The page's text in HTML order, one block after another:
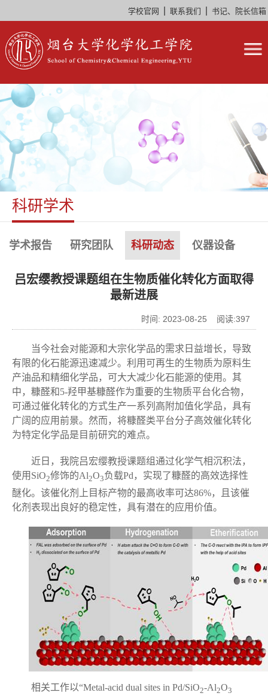
学校官网 联系我们 书记、院长信箱
科研学术
学术报告 研究团队 科研动态 仪器设备
吕宏缨教授课题组在生物质催化转化方面取得
最新进展
时间: 2023-08-25 阅读:397
当今社会对能源和大宗化学品的需求日益增长，导致
有限的化石能源迅速减少。利用可再生的生物质为原料生
产油品和精细化学品，可大大减少化石能源的使用。其
中，糠醛和5-羟甲基糠醛作为重要的生物质平台化合物，
可通过催化转化的方式生产一系列高附加值化学品，具有
广阔的应用前景。然而，将糠醛类平台分子高效催化转化
为特定化学品是目前研究的难点。
近日，我院吕宏缨教授课题组通过化学气相沉积法，
使用 SiO2修饰的Al2O3负载Pd ，实现了糠醛的高效选择性
醚化。该催化剂上目标产物的最高收率可达86%，且该催
化剂表现出良好的稳定性，具有潜在的应用价值。
相关工作以“Metal-acid dual sites in Pd/SiO2-Al2O3